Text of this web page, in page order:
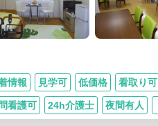
情報 見学可 低価格 看取り可
看護可 24h介護士 夜間有人